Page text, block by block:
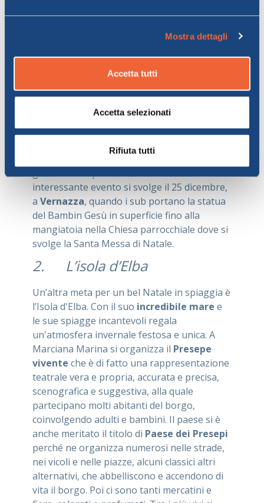
Mostra dettagli
Accetta tutti
Accetta selezionati
Rifiuta tutti
trovano nella provincia di La Spezia:
Monterosso, Vernazza, Corniglia,
gioiellini da visitare e ottimi spunti per fare
tante passeggiate all'aria aperta nei
dintorni, tra mare e monti. Uno degli eventi
questo periodo è il celebrePresepe
luminoso di Manarola, visibile sulla collina
sopra il paese dall’8 dicembre fino agli inizi di
gennaio, che vanta il primato di essere il più
interessante evento si svolge il 25 dicembre,
a Vernazza, quando i sub portano la statua
del Bambin Gesù in superficie fino alla
mangiatoia nella Chiesa parrocchiale dove si
svolge la Santa Messa di Natale.
2. L’isola d’Elba
Un’altra meta per un bel Natale in spiaggia è
l’Isola d'Elba. Con il suo incredibile mare e
le sue spiagge incantevoli regala
un'atmosfera invernale festosa e unica. A
Marciana Marina si organizza il Presepe
vivente che è di fatto una rappresentazione
teatrale vera e propria, accurata e precisa,
scenografica e suggestiva, alla quale
partecipano molti abitanti del borgo,
coinvolgendo adulti e bambini. Il paese si è
anche meritato il titolo di Paese dei Presepi
perché ne organizza numerosi nelle strade,
nei vicoli e nelle piazze, alcuni classici altri
alternativi, che abbelliscono e accendono di
vita il borgo. Poi ci sono tanti mercatini e